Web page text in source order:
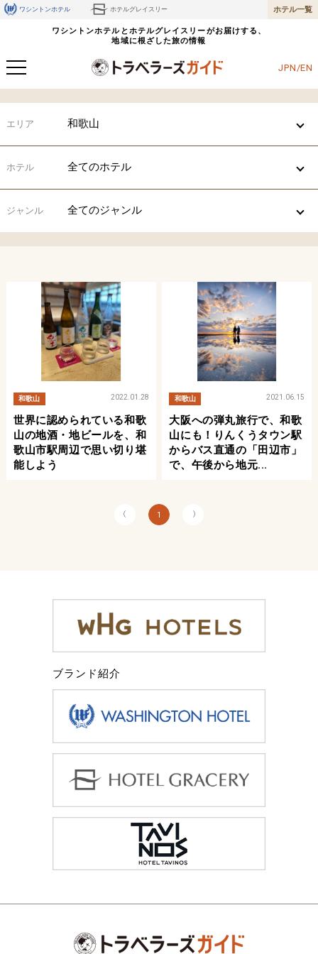
ワシントンホテル ホテルグレイスリー ホテル一覧
ワシントンホテルとホテルグレイスリーがお届けする、
地域に根ざした旅の情報
JPN/EN
エリア 和歌山
ホテル 全てのホテル
ジャンル 全てのジャンル
和歌山 2022.01.28
世界に認められている和歌
山の地酒・地ビールを、和
歌山市駅周辺で思い切り堪
能しよう
和歌山 2021.06.15
大阪への弾丸旅行で、和歌
山にも！りんくうタウン駅
からバス直通の「田辺市」
で、午後から地元...
〈 1 〉
ブランド紹介